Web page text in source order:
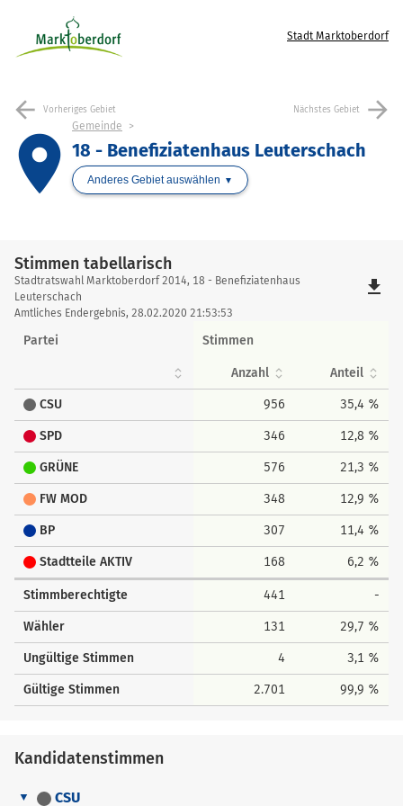
Stadt Marktoberdorf
arrow_back Vorheriges Gebiet Nächstes Gebiet arrow_forward
place
Gemeinde
18 - Benefiziatenhaus Leuterschach
Anderes Gebiet auswählen
Stimmen tabellarisch
Stimmen
tabellarisch
Stadtratswahl Marktoberdorf 2014, 18 - Benefiziatenhaus
Leuterschach
Amtliches Endergebnis, 28.02.2020 21:53:53
file_download
Partei Stimmen
Anzahl Anteil
CSU 956 35,4 %
SPD 346 12,8 %
GRÜNE 576 21,3 %
FW MOD 348 12,9 %
BP 307 11,4 %
Stadtteile AKTIV 168 6,2 %
Stimmberechtigte 441 -
Wähler 131 29,7 %
Ungültige Stimmen 4 3,1 %
Gültige Stimmen 2.701 99,9 %
Kandidatenstimmen
CSU